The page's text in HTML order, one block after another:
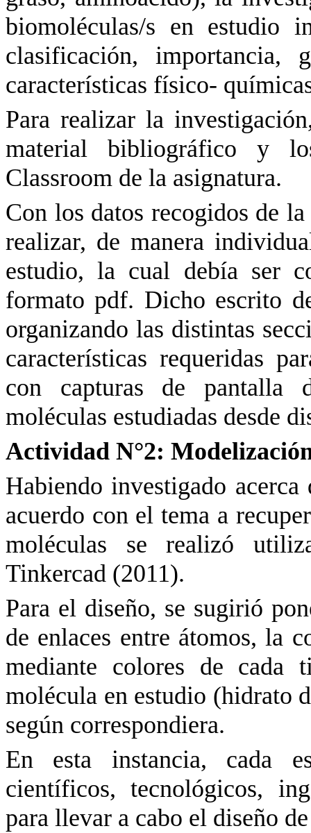
biomoléculas/s en estudio
clasificación, importancia,
características físico-
Para realizar la
material bibliográfico y
Classroom de la asignatura.
Con los datos recogidos de
realizar, de manera
estudio, la cual debía ser
formato pdf. Dicho escrito
organizando las distintas
características requeridas
con capturas de pantalla
moléculas estudiadas desde
Actividad N°2:
Habiendo investigado
acuerdo con el tema a
moléculas se realizó
Tinkercad (2011).
Para el diseño, se sugirió
de enlaces entre átomos, la
mediante colores de cada
molécula en estudio (hidrato
según correspondiera.
En esta instancia, cada
científicos, tecnológicos,
para llevar a cabo el diseño